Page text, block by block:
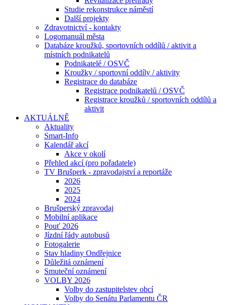
Studie rekonstrukce náměstí
Další projekty
Zdravotnictví - kontakty
Logomanuál města
Databáze kroužků, sportovních oddílů / aktivit a
místních podnikatelů
Podnikatelé / OSVČ
Kroužky / sportovní oddíly / aktivity
Registrace do databáze
Registrace podnikatelů / OSVČ
Registrace kroužků / sportovních oddílů a
aktivit
AKTUÁLNĚ
Aktuality
Smart-Info
Kalendář akcí
Akce v okolí
Přehled akcí (pro pořadatele)
TV Brušperk - zpravodajství a reportáže
2026
2025
2024
Brušperský zpravodaj
Mobilní aplikace
Pouť 2026
Jízdní řády autobusů
Fotogalerie
Stav hladiny Ondřejnice
Důležitá oznámení
Smuteční oznámení
VOLBY 2026
Volby do zastupitelstev obcí
Volby do Senátu Parlamentu ČR